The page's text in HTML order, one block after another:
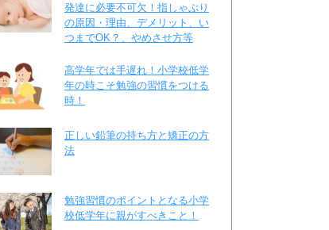
発達に必要不可欠！指しゃぶり
の原因・理由、デメリット、い
つまでOK？、やめさせ方等
高学年では手遅れ！小学校低学
年の時こそ勉強の習慣をつける
時！
正しい鉛筆の持ち方と矯正の方
法
勉強習慣のポイントとなる小学
校低学年に親がすべきこと！